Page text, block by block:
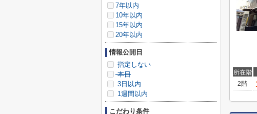
所在階
2階
7年以内
10年以内
15年以内
20年以内
情報公開日
指定しない
本日
3日以内
1週間以内
こだわり条件